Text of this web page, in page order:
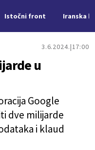
Istočni front Iranska
3.6.2024. 17:00
u
Google
dve milijarde
i klaud